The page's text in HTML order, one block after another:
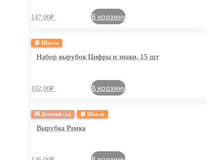
147,00₽ В корзину
📗 Школа
Набор вырубок Цифры и знаки, 15 шт
102,00₽ В корзину
🧸 Детский сад 📗 Школа
Вырубка Рамка